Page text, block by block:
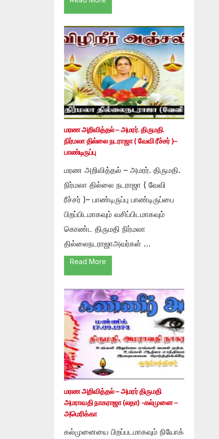
மரண அறிவித்தல் – அமரர். திருமதி.
நிர்மலா தில்லை நடராஜா ( வேவி ரீச்சர் )–
பாண்டிருப்பு
மரண அறிவித்தல் – அமரர். திருமதி.
நிர்மலா தில்லை நடராஜா ( வேவி
ரீச்சர் )– பாண்டிருப்பு பாண்டிருப்பை
பிறப்பிடமாகவும் வசிப்பிடமாகவும்
கொண்ட திருமதி நிர்மலா
தில்லைநடராஜாஅவர்கள் …
Read More
மரண அறிவித்தல் – அமரர் திருமதி
அமராவதி நாகராஜா (லதா) -கல்முனை –
அமெரிக்கா
கல்முனையை பிறப்படமாகவும் நியோக்